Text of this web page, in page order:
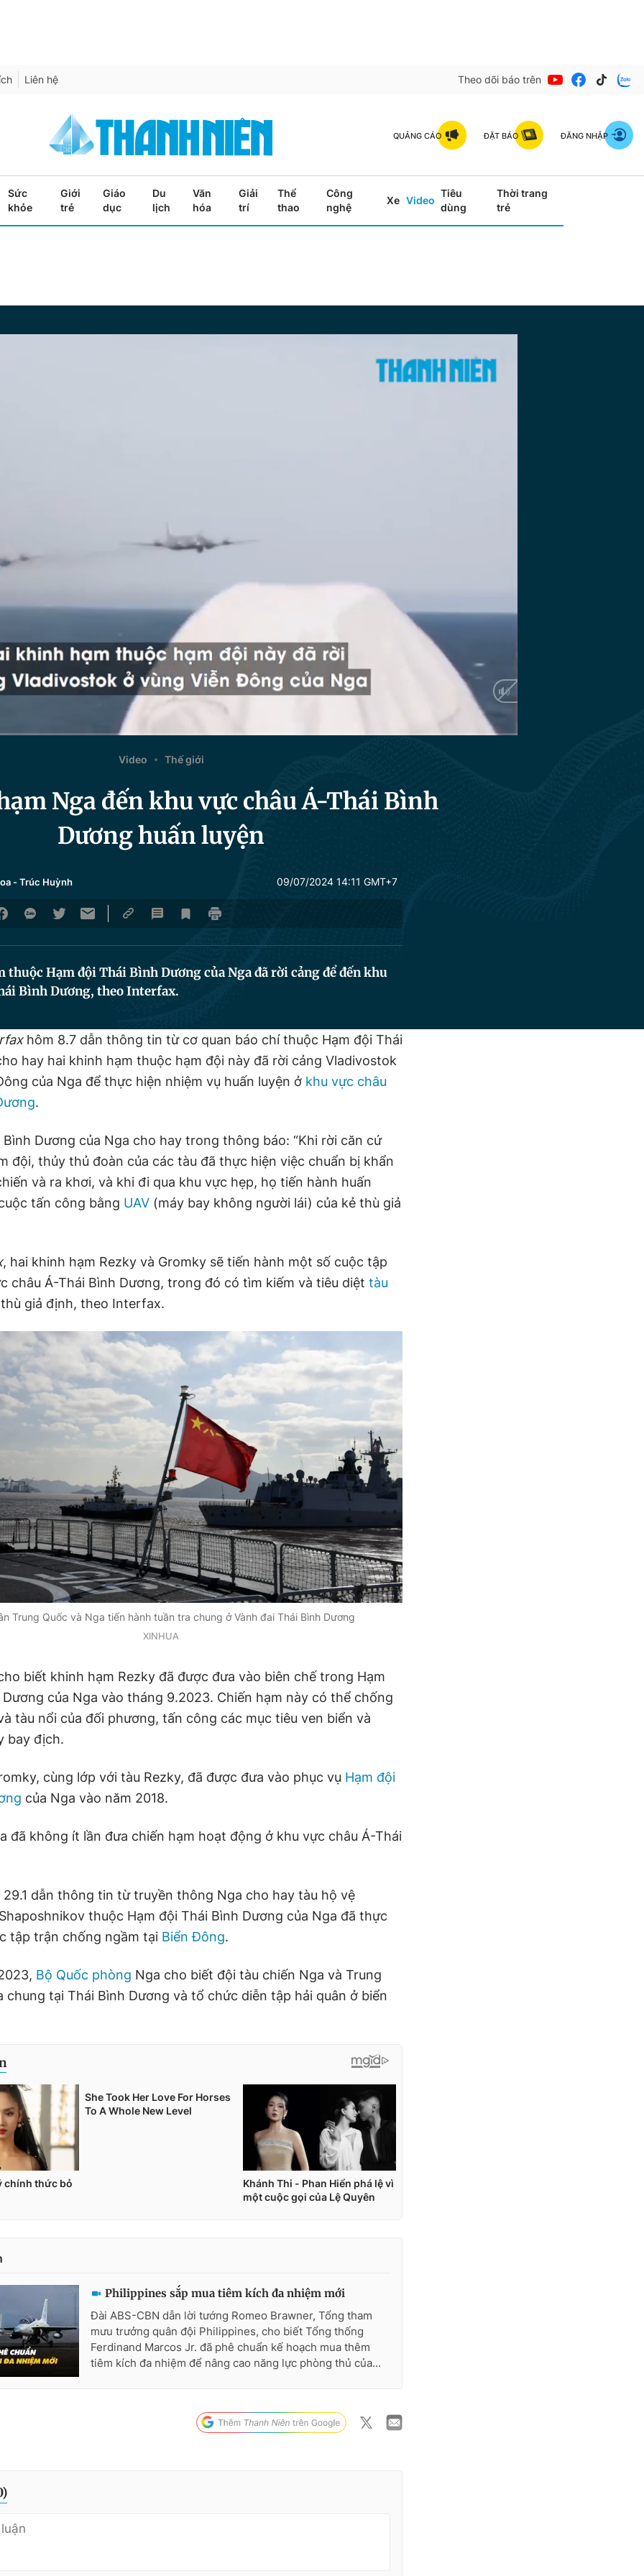
Liên hệ Theo dõi báo trên
QUẢNG CÁO ĐẶT BÁO ĐĂNG NHẬP
Sức
khỏe
Giới
trẻ
Giáo
dục
Du
lịch
Văn
hóa
Giải
trí
Thể
thao
Công
nghệ
Xe Video
Tiêu
dùng
Thời trang
trẻ
Video Thế giới
Nga đến khu vực châu Á-Thái Bình
Dương huấn luyện
-Trúc Huỳnh 09/07/2024 14:11 GMT+7
thuộc Hạm đội Thái Bình Dương của Nga đã rời cảng để đến khu
Bình Dương, theo Interfax.
hôm 8.7 dẫn thông tin từ cơ quan báo chí thuộc Hạm đội Thái
hay hai khinh hạm thuộc hạm đội này đã rời cảng Vladivostok
của Nga để thực hiện nhiệm vụ huấn luyện ở khu vực châu
.
Bình Dương của Nga cho hay trong thông báo: “Khi rời căn cứ
đội, thủy thủ đoàn của các tàu đã thực hiện việc chuẩn bị khẩn
và ra khơi, và khi đi qua khu vực hẹp, họ tiến hành huấn
tấn công bằng UAV (máy bay không người lái) của kẻ thù giả
, hai khinh hạm Rezky và Gromky sẽ tiến hành một số cuộc tập
châu Á-Thái Bình Dương, trong đó có tìm kiếm và tiêu diệt tàu
giả định, theo Interfax.
Trung Quốc và Nga tiến hành tuần tra chung ở Vành đai Thái Bình Dương
XINHUA
biết khinh hạm Rezky đã được đưa vào biên chế trong Hạm
của Nga vào tháng 9.2023. Chiến hạm này có thể chống
tàu nổi của đối phương, tấn công các mục tiêu ven biển và
bay địch.
cùng lớp với tàu Rezky, đã được đưa vào phục vụ Hạm đội
của Nga vào năm 2018.
đã không ít lần đưa chiến hạm hoạt động ở khu vực châu Á-Thái
dẫn thông tin từ truyền thông Nga cho hay tàu hộ vệ
thuộc Hạm đội Thái Bình Dương của Nga đã thực
tập trận chống ngầm tại Biển Đông.
Bộ Quốc phòng Nga cho biết đội tàu chiến Nga và Trung
chung tại Thái Bình Dương và tổ chức diễn tập hải quân ở biển
Philippines sắp mua tiêm kích đa nhiệm mới
Đài ABS-CBN dẫn lời tướng Romeo Brawner, Tổng tham
mưu trưởng quân đội Philippines, cho biết Tổng thống
Ferdinand Marcos Jr. đã phê chuẩn kế hoạch mua thêm
tiêm kích đa nhiệm để nâng cao năng lực phòng thủ của...
)